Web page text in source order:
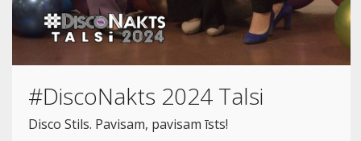
#DiscoNakts 2024 Talsi
Disco Stils. Pavisam, pavisam īsts!